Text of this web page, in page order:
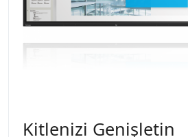
Kitlenizi Genişletin